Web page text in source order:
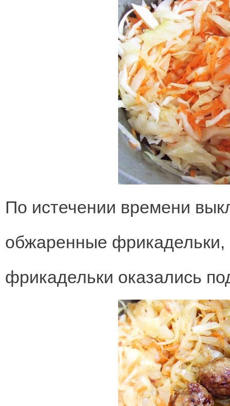
По истечении времени
обжаренные фрикадельки,
фрикадельки оказались